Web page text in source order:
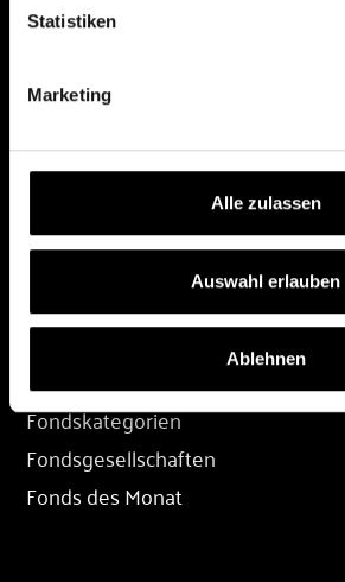
Statistiken
Marketing
Alle zulassen
Auswahl erlauben
Ablehnen
DEPOT
Depot übertragen
Depot-Login
FONDS
Fondssuche
Fondskategorien
Fondsgesellschaften
Fonds des Monat